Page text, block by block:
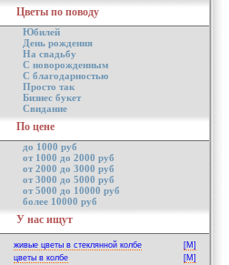
Цветы по поводу
Юбилей
День рождения
На свадьбу
С новорожденным
С благодарностью
Просто так
Бизнес букет
Свидание
По цене
до 1000 руб
от 1000 до 2000 руб
от 2000 до 3000 руб
от 3000 до 5000 руб
от 5000 до 10000 руб
более 10000 руб
У нас ищут
живые цветы в стеклянной колбе
[M]
цветы в колбе
[M]